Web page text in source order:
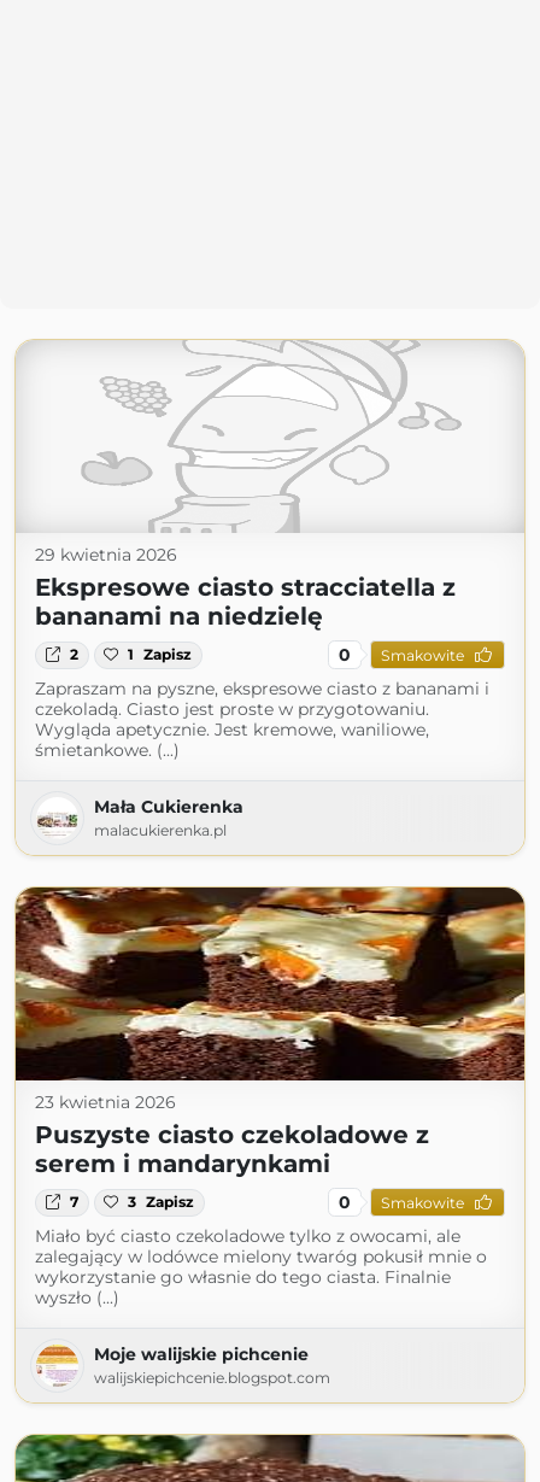
29 kwietnia 2026
Ekspresowe ciasto stracciatella z
bananami na niedzielę
2 1 Zapisz 0 Smakowite
Zapraszam na pyszne, ekspresowe ciasto z bananami i
czekoladą. Ciasto jest proste w przygotowaniu.
Wygląda apetycznie. Jest kremowe, waniliowe,
śmietankowe. (...)
Mała Cukierenka
malacukierenka.pl
23 kwietnia 2026
Puszyste ciasto czekoladowe z
serem i mandarynkami
7 3 Zapisz 0 Smakowite
Miało być ciasto czekoladowe tylko z owocami, ale
zalegający w lodówce mielony twaróg pokusił mnie o
wykorzystanie go własnie do tego ciasta. Finalnie
wyszło (...)
Moje walijskie pichcenie
walijskiepichcenie.blogspot.com